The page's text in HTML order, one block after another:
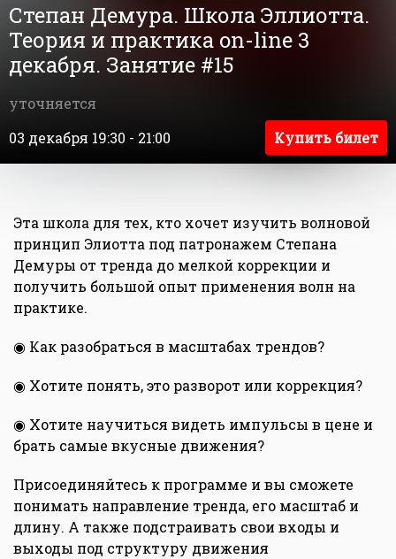
Степан Демура. Школа Эллиотта.
Теория и практика on-line 3
декабря. Занятие #15
уточняется
03 декабря 19:30 - 21:00
Купить билет
Эта школа для тех, кто хочет изучить волновой
принцип Элиотта под патронажем Степана
Демуры от тренда до мелкой коррекции и
получить большой опыт применения волн на
практике.
◉ Как разобраться в масштабах трендов?
◉ Хотите понять, это разворот или коррекция?
◉ Хотите научиться видеть импульсы в цене и
брать самые вкусные движения?
Присоединяйтесь к программе и вы сможете
понимать направление тренда, его масштаб и
длину. А также подстраивать свои входы и
выходы под структуру движения